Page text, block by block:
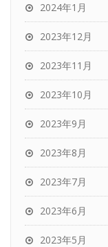
2024年1月
2023年12月
2023年11月
2023年10月
2023年9月
2023年8月
2023年7月
2023年6月
2023年5月